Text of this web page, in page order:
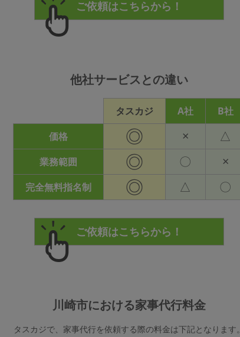
他社サービスとの違い
タスカジ A社
B社
価格
◎ × △
業務範囲 ◎ 〇 ×
完全無料指名制 ◎ △ 〇
川崎市における家事代行料金
タスカジで、家事代行を依頼する際の料金は下記となります。